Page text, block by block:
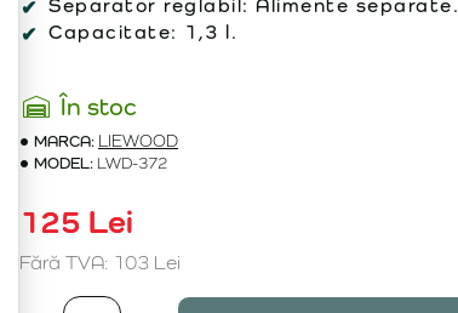
Separator reglabil: Alimente separate.
Capacitate: 1,3 l.
În stoc
MARCA: LIEWOOD
MODEL: LWD-372
125 Lei
Fără TVA: 103 Lei